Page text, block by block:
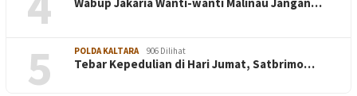
5 POLDA KALTARA 906 Dilihat
Tebar Kepedulian di Hari Jumat, Satbrimo…